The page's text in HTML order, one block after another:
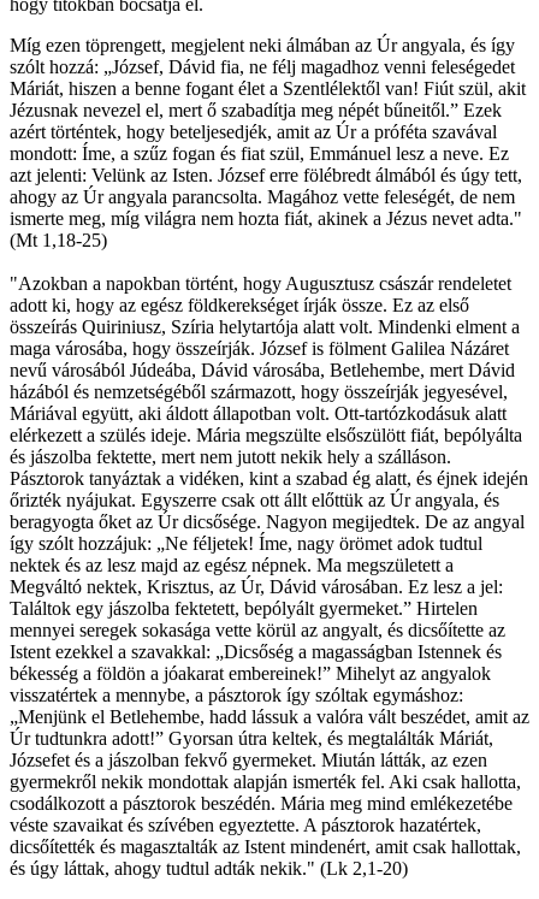
Míg ezen töprengett, megjelent neki álmában az Úr angyala, és így
szólt hozzá: „József, Dávid fia, ne félj magadhoz venni feleségedet
Máriát, hiszen a benne fogant élet a Szentlélektől van! Fiút szül, akit
Jézusnak nevezel el, mert ő szabadítja meg népét bűneitől.” Ezek
azért történtek, hogy beteljesedjék, amit az Úr a próféta szavával
mondott: Íme, a szűz fogan és fiat szül, Emmánuel lesz a neve. Ez
azt jelenti: Velünk az Isten. József erre fölébredt álmából és úgy tett,
ahogy az Úr angyala parancsolta. Magához vette feleségét, de nem
ismerte meg, míg világra nem hozta fiát, akinek a Jézus nevet adta."
(Mt 1,18-25)
"Azokban a napokban történt, hogy Augusztusz császár rendeletet
adott ki, hogy az egész földkerekséget írják össze. Ez az első
összeírás Quiriniusz, Szíria helytartója alatt volt. Mindenki elment a
maga városába, hogy összeírják. József is fölment Galilea Názáret
nevű városából Júdeába, Dávid városába, Betlehembe, mert Dávid
házából és nemzetségéből származott, hogy összeírják jegyesével,
Máriával együtt, aki áldott állapotban volt. Ott-tartózkodásuk alatt
elérkezett a szülés ideje. Mária megszülte elsőszülött fiát, bepólyálta
és jászolba fektette, mert nem jutott nekik hely a szálláson.
Pásztorok tanyáztak a vidéken, kint a szabad ég alatt, és éjnek idején
őrizték nyájukat. Egyszerre csak ott állt előttük az Úr angyala, és
beragyogta őket az Úr dicsősége. Nagyon megijedtek. De az angyal
így szólt hozzájuk: „Ne féljetek! Íme, nagy örömet adok tudtul
nektek és az lesz majd az egész népnek. Ma megszületett a
Megváltó nektek, Krisztus, az Úr, Dávid városában. Ez lesz a jel:
Találtok egy jászolba fektetett, bepólyált gyermeket.” Hirtelen
mennyei seregek sokasága vette körül az angyalt, és dicsőítette az
Istent ezekkel a szavakkal: „Dicsőség a magasságban Istennek és
békesség a földön a jóakarat embereinek!” Mihelyt az angyalok
visszatértek a mennybe, a pásztorok így szóltak egymáshoz:
„Menjünk el Betlehembe, hadd lássuk a valóra vált beszédet, amit az
Úr tudtunkra adott!” Gyorsan útra keltek, és megtalálták Máriát,
Józsefet és a jászolban fekvő gyermeket. Miután látták, az ezen
gyermekről nekik mondottak alapján ismerték fel. Aki csak hallotta,
csodálkozott a pásztorok beszédén. Mária meg mind emlékezetébe
véste szavaikat és szívében egyeztette. A pásztorok hazatértek,
dicsőítették és magasztalták az Istent mindenért, amit csak hallottak,
és úgy láttak, ahogy tudtul adták nekik." (Lk 2,1-20)